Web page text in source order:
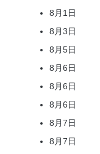
8月1日
8月3日
8月5日
8月6日
8月6日
8月6日
8月7日
8月7日